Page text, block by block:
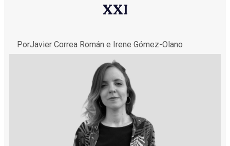
XXI
PorJavier Correa Román e Irene Gómez-Olano